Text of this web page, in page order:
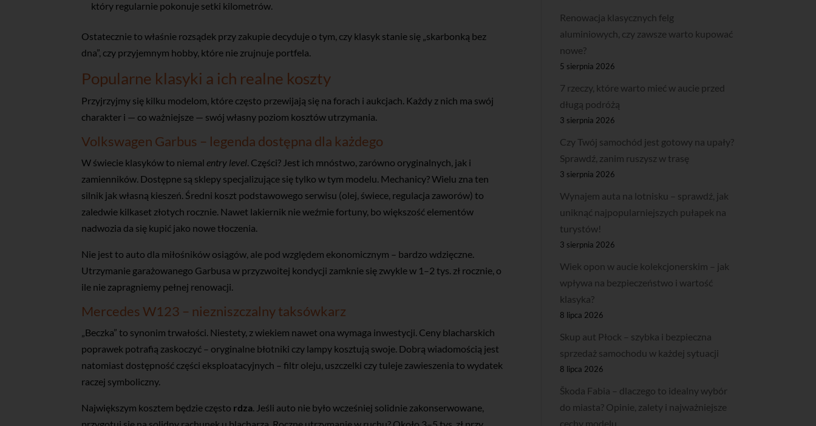
który regularnie pokonuje setki kilometrów.
Ostatecznie to właśnie rozsądek przy zakupie decyduje o tym, czy klasyk stanie się „skarbonką bez
dna”, czy przyjemnym hobby, które nie zrujnuje portfela.
Popularne klasyki a ich realne koszty
Przyjrzyjmy się kilku modelom, które często przewijają się na forach i aukcjach. Każdy z nich ma swój
charakter i — co ważniejsze — swój własny poziom kosztów utrzymania.
Volkswagen Garbus – legenda dostępna dla każdego
W świecie klasyków to niemalentry level. Części? Jest ich mnóstwo, zarówno oryginalnych, jak i
zamienników. Dostępne są sklepy specjalizujące się tylko w tym modelu. Mechanicy? Wielu zna ten
silnik jak własną kieszeń. Średni koszt podstawowego serwisu (olej, świece, regulacja zaworów) to
zaledwie kilkaset złotych rocznie. Nawet lakiernik nie weźmie fortuny, bo większość elementów
nadwozia da się kupić jako nowe tłoczenia.
Nie jest to auto dla miłośników osiągów, ale pod względem ekonomicznym – bardzo wdzięczne.
Utrzymanie garażowanego Garbusa w przyzwoitej kondycji zamknie się zwykle w 1–2 tys. zł rocznie, o
ile nie zapragniemy pełnej renowacji.
Mercedes W123 – niezniszczalny taksówkarz
„Beczka” to synonim trwałości. Niestety, z wiekiem nawet ona wymaga inwestycji. Ceny blacharskich
poprawek potrafią zaskoczyć – oryginalne błotniki czy lampy kosztują swoje. Dobrą wiadomością jest
natomiast dostępność części eksploatacyjnych – filtr oleju, uszczelki czy tuleje zawieszenia to wydatek
raczej symboliczny.
Największym kosztem będzie często rdza. Jeśli auto nie było wcześniej solidnie zakonserwowane,
Renowacja klasycznych felg
aluminiowych, czy zawsze warto kupować
nowe?
5 sierpnia 2026
7 rzeczy, które warto mieć w aucie przed
długą podróżą
3 sierpnia 2026
Czy Twój samochód jest gotowy na upały?
Sprawdź, zanim ruszysz w trasę
3 sierpnia 2026
Wynajem auta na lotnisku – sprawdź, jak
uniknąć najpopularniejszych pułapek na
turystów!
3 sierpnia 2026
Wiek opon w aucie kolekcjonerskim – jak
wpływa na bezpieczeństwo i wartość
klasyka?
8 lipca 2026
Skup aut Płock – szybka i bezpieczna
sprzedaż samochodu w każdej sytuacji
8 lipca 2026
Škoda Fabia – dlaczego to idealny wybór
do miasta? Opinie, zalety i najważniejsze
cechy modelu